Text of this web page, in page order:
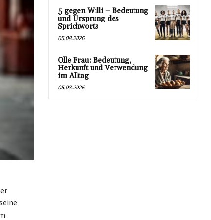
5 gegen Willi – Bedeutung
und Ursprung des
Sprichworts
05.08.2026
Olle Frau: Bedeutung,
Herkunft und Verwendung
im Alltag
05.08.2026